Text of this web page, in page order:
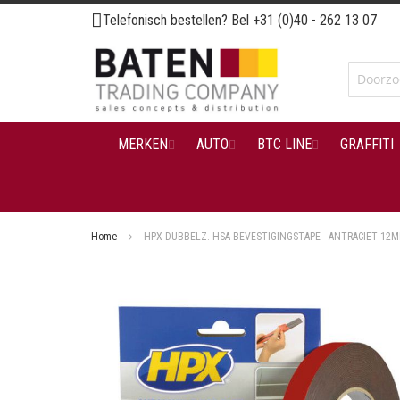
Ga
naar
de
inhoud
Telefonisch bestellen? Bel +31 (0)40 - 262 13 07
MERKEN AUTO BTC LINE GRAFFITI
Home HPX DUBBELZ. HSA BEVESTIGINGSTAPE - ANTRACIET
einde
afbeeldingen-